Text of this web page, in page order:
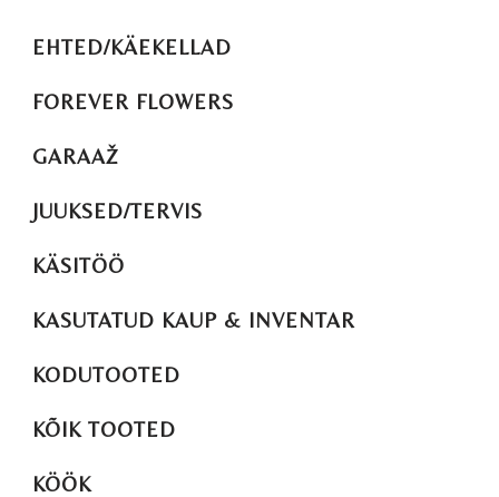
EHTED/KÄEKELLAD
FOREVER FLOWERS
GARAAŽ
JUUKSED/TERVIS
KÄSITÖÖ
KASUTATUD KAUP & INVENTAR
KODUTOOTED
KÕIK TOOTED
KÖÖK